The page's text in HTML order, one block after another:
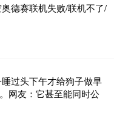
德赛联机失败/联机不了/
过头下午才给狗子做早
网友：它甚至能同时公